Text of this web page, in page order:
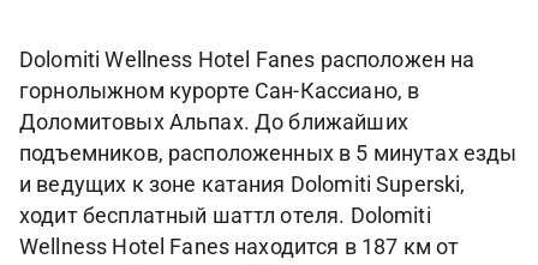
Dolomiti Wellness Hotel Fanes расположен на
горнолыжном курорте Сан-Кассиано, в
Доломитовых Альпах. До ближайших
подъемников, расположенных в 5 минутах езды
и ведущих к зоне катания Dolomiti Superski,
ходит бесплатный шаттл отеля. Dolomiti
Wellness Hotel Fanes находится в 187 км от